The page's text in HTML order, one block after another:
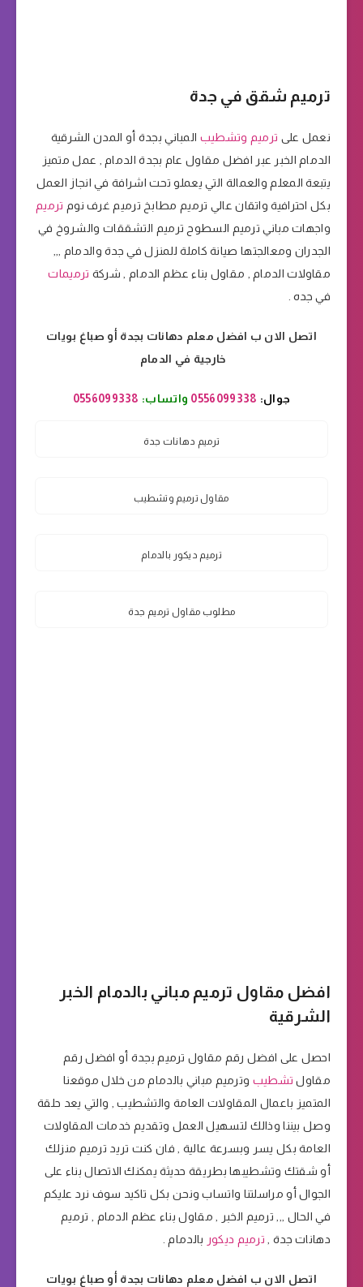
ترميم شقق في جدة
نعمل على ترميم وتشطيب المباني بجدة أو المدن الشرقية
الدمام الخبر عبر افضل مقاول عام بجدة الدمام , عمل متميز
يتبعة المعلم والعمالة التي يعملو تحت اشرافة في انجاز العمل
بكل احترافية واتقان عالي ترميم مطابخ ترميم غرف نوم ترميم
واجهات مباني ترميم السطوح ترميم التشققات والشروخ في
الجدران ومعالجتها صيانة كاملة للمنزل في جدة والدمام ,,,
مقاولات الدمام , مقاول بناء عظم الدمام , شركة ترميمات
في جده .
اتصل الان ب افضل معلم دهانات بجدة أو صباغ بويات
خارجية في الدمام
جوال: 0556099338 واتساب: 0556099338
ترميم دهانات جدة
مقاول ترميم وتشطيب
ترميم ديكور بالدمام
مطلوب مقاول ترميم جدة
افضل مقاول ترميم مباني بالدمام الخبر
الشرقية
احصل على افضل رقم مقاول ترميم بجدة أو افضل رقم
مقاول تشطيب وترميم مباني بالدمام من خلال موقعنا
المتميز باعمال المقاولات العامة والتشطيب , والتي يعد حلقة
وصل بيننا وذالك لتسهيل العمل وتقديم خدمات المقاولات
العامة بكل يسر وبسرعة عالية , فان كنت تريد ترميم منزلك
أو شقتك وتشطيبها بطريقة حديثة يمكنك الاتصال بناء على
الجوال أو مراسلتنا واتساب ونحن بكل تاكيد سوف نرد عليكم
في الحال ,,, ترميم الخبر , مقاول بناء عظم الدمام , ترميم
دهانات جدة , ترميم ديكور بالدمام .
اتصل الان ب افضل معلم دهانات بجدة أو صباغ بويات